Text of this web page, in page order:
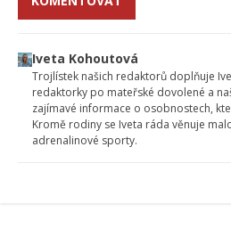
Iveta Kohoutová
Trojlístek našich redaktorů doplňuje
redaktorky po mateřské dovolené a
zajímavé informace o osobnostech,
Kromě rodiny se Iveta ráda věnuje
adrenalinové sporty.